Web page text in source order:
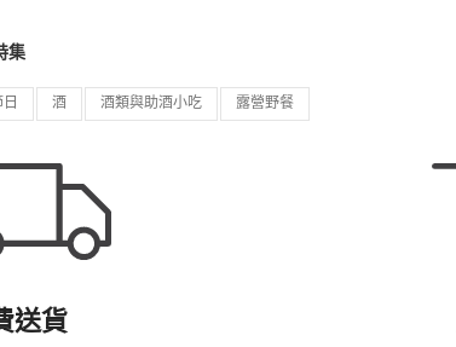
集
酒 酒類與助酒小吃 露營野餐
送貨